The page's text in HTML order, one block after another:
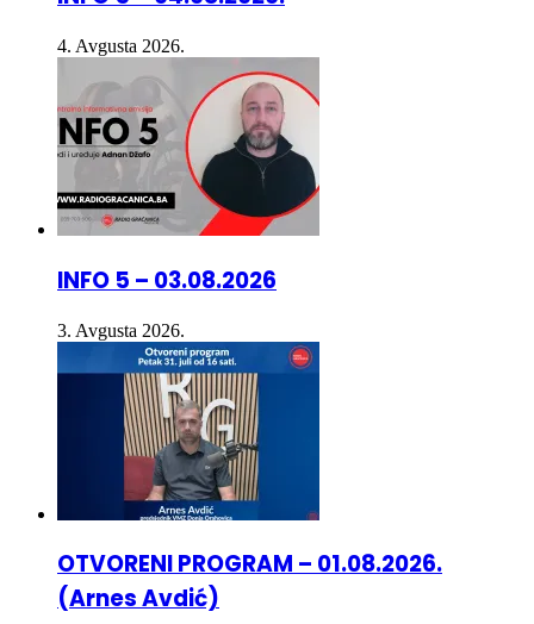
INFO 5 – 04.08.2026.
4. Avgusta 2026.
INFO 5 – 03.08.2026
3. Avgusta 2026.
OTVORENI PROGRAM – 01.08.2026.